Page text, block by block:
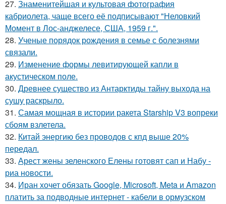
27. Знаменитейшая и культовая фотография
кабриолета, чаще всего её подписывают "Неловкий
Момент в Лос-анджелесе, США, 1959 г.".
28. Ученые порядок рождения в семье с болезнями
связали.
29. Изменение формы левитирующей капли в
акустическом поле.
30. Древнее существо из Антарктиды тайну выхода на
сушу раскрыло.
31. Самая мощная в истории ракета Starship V3 вопреки
сбоям взлетела.
32. Китай энергию без проводов с кпд выше 20%
передал.
33. Арест жены зеленского Елены готовят сап и Набу -
риа новости.
34. Иран хочет обязать Google, Microsoft, Meta и Amazon
платить за подводные интернет - кабели в ормузском